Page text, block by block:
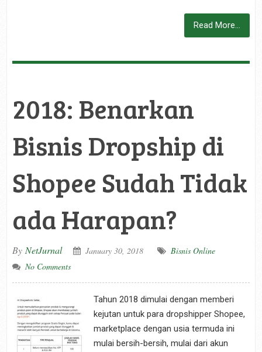
Read More...
2018: Benarkan
Bisnis Dropship di
Shopee Sudah Tidak
ada Harapan?
By NetJurnal January 30, 2018
Bisnis Online
No Comments
Tahun 2018 dimulai dengan memberi
kejutan untuk para dropshipper Shopee,
marketplace dengan usia termuda ini
mulai bersih-bersih, mulai dari akun